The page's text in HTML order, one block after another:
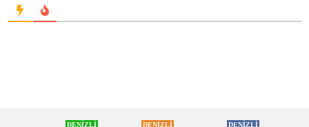
DENİZLİ DENİZLİ DENİZLİ